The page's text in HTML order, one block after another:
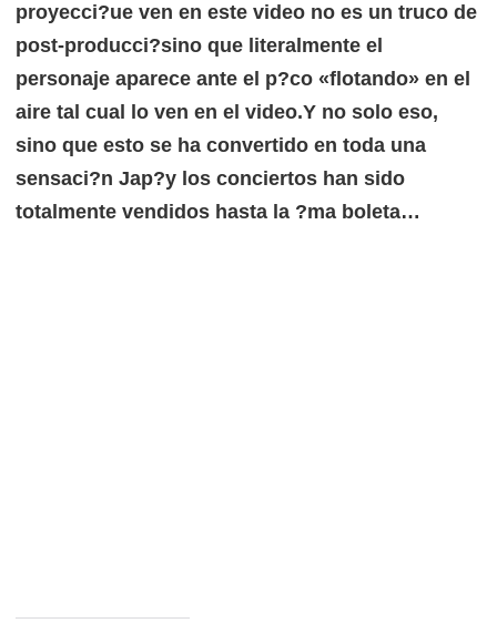
proyecci?ue ven en este video no es un truco de
post-producci?sino que literalmente el
personaje aparece ante el p?co «flotando» en el
aire tal cual lo ven en el video.Y no solo eso,
sino que esto se ha convertido en toda una
sensaci?n Jap?y los conciertos han sido
totalmente vendidos hasta la ?ma boleta…